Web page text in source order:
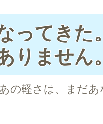
ってきた。
りません。
の軽さは、まだあ